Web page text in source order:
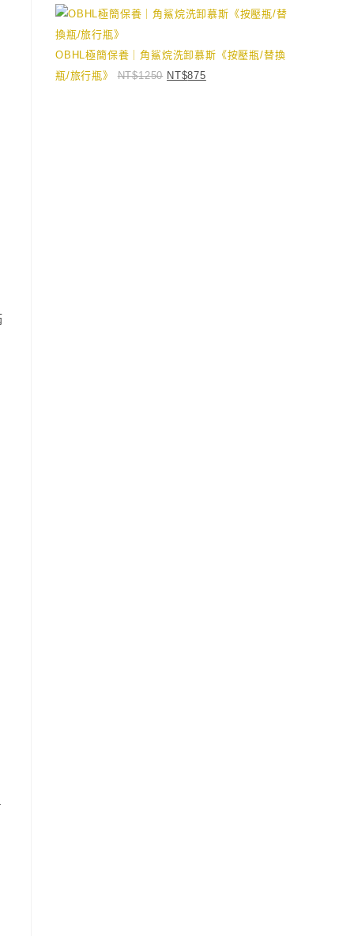
OBHL極簡保養｜角鯊烷洗卸慕斯《按壓瓶/替換
瓶/旅行瓶》
NT$1250 NT$875